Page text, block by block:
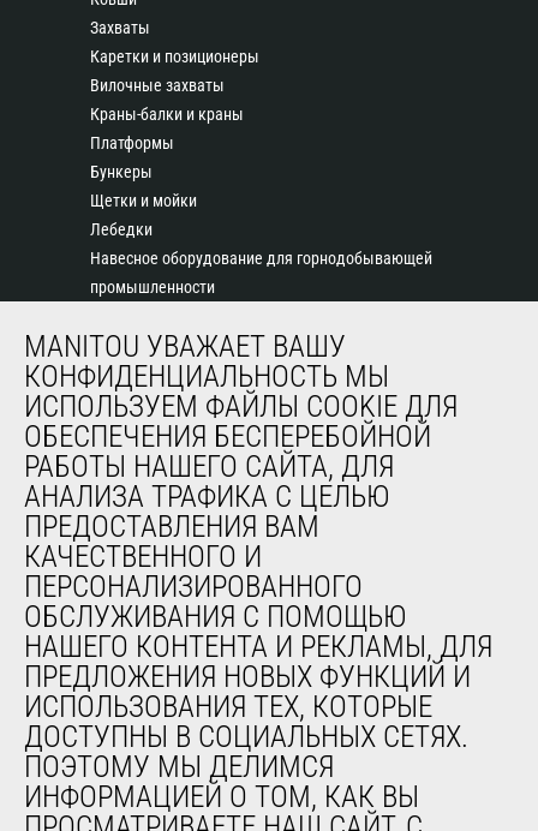
Захваты
Каретки и позиционеры
Вилочные захваты
Краны-балки и краны
Платформы
Бункеры
Щетки и мойки
Лебедки
Навесное оборудование для горнодобывающей
промышленности
СЕРВИС
Финансирование
Продленная гарантия
Контракты на техническое обслуживание
Запасные части
Система удаленного мониторинга
Программное обеспечение для диагностики и
обслуживания
Обучение
Подержанное оборудование
О НАС
Компания
Контакты
Юридическая информация
MANITOU УВАЖАЕТ ВАШУ
КОНФИДЕНЦИАЛЬНОСТЬ МЫ
ИСПОЛЬЗУЕМ ФАЙЛЫ COOKIE ДЛЯ
ОБЕСПЕЧЕНИЯ БЕСПЕРЕБОЙНОЙ
РАБОТЫ НАШЕГО САЙТА, ДЛЯ
АНАЛИЗА ТРАФИКА С ЦЕЛЬЮ
ПРЕДОСТАВЛЕНИЯ ВАМ
КАЧЕСТВЕННОГО И
ПЕРСОНАЛИЗИРОВАННОГО
ОБСЛУЖИВАНИЯ С ПОМОЩЬЮ
НАШЕГО КОНТЕНТА И РЕКЛАМЫ, ДЛЯ
ПРЕДЛОЖЕНИЯ НОВЫХ ФУНКЦИЙ И
ИСПОЛЬЗОВАНИЯ ТЕХ, КОТОРЫЕ
ДОСТУПНЫ В СОЦИАЛЬНЫХ СЕТЯХ.
ПОЭТОМУ МЫ ДЕЛИМСЯ
ИНФОРМАЦИЕЙ О ТОМ, КАК ВЫ